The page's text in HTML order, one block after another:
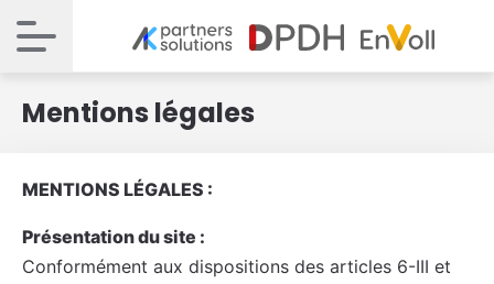
Mentions légales
MENTIONS LÉGALES :
Présentation du site :
Conformément aux dispositions des articles 6-III et